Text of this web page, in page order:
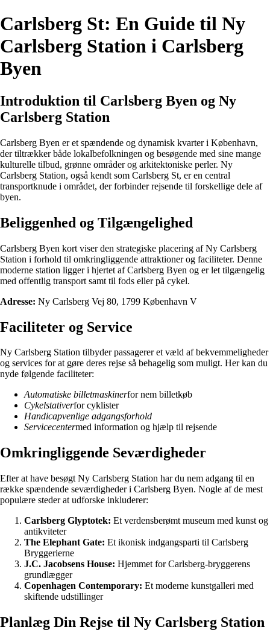
Carlsberg St: En Guide til Ny
Carlsberg Station i Carlsberg
Byen
Introduktion til Carlsberg Byen og Ny
Carlsberg Station
Carlsberg Byen er et spændende og dynamisk kvarter i København,
der tiltrækker både lokalbefolkningen og besøgende med sine mange
kulturelle tilbud, grønne områder og arkitektoniske perler. Ny
Carlsberg Station, også kendt som Carlsberg St, er en central
transportknude i området, der forbinder rejsende til forskellige dele af
byen.
Beliggenhed og Tilgængelighed
Carlsberg Byen kort viser den strategiske placering af Ny Carlsberg
Station i forhold til omkringliggende attraktioner og faciliteter. Denne
moderne station ligger i hjertet af Carlsberg Byen og er let tilgængelig
med offentlig transport samt til fods eller på cykel.
Adresse: Ny Carlsberg Vej 80, 1799 København V
Faciliteter og Service
Ny Carlsberg Station tilbyder passagerer et væld af bekvemmeligheder
og services for at gøre deres rejse så behagelig som muligt. Her kan du
nyde følgende faciliteter:
Automatiske billetmaskinerfor nem billetkøb
Cykelstativerfor cyklister
Handicapvenlige adgangsforhold
Servicecentermed information og hjælp til rejsende
Omkringliggende Seværdigheder
Efter at have besøgt Ny Carlsberg Station har du nem adgang til en
række spændende seværdigheder i Carlsberg Byen. Nogle af de mest
populære steder at udforske inkluderer:
Carlsberg Glyptotek: Et verdensberømt museum med kunst og
antikviteter
The Elephant Gate: Et ikonisk indgangsparti til Carlsberg
Bryggerierne
J.C. Jacobsens House: Hjemmet for Carlsberg-bryggerens
grundlægger
Copenhagen Contemporary: Et moderne kunstgalleri med
skiftende udstillinger
Planlæg Din Rejse til Ny Carlsberg Station